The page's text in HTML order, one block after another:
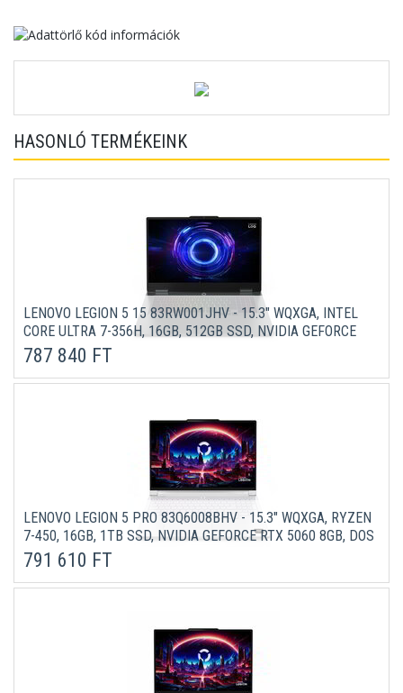
HASONLÓ TERMÉKEINK
LENOVO LEGION 5 15 83RW001JHV - 15.3" WQXGA, INTEL
CORE ULTRA 7-356H, 16GB, 512GB SSD, NVIDIA GEFORCE
RTX 5050 8GB, MICROSOFT WINDOWS 11 HOME - FEKETE
LAPTOP 3 ÉV GARANCIÁVAL
787 840 FT
LENOVO LEGION 5 PRO 83Q6008BHV - 15.3" WQXGA, RYZEN
7-450, 16GB, 1TB SSD, NVIDIA GEFORCE RTX 5060 8GB, DOS
- RÁJAFEHÉR GAMER LAPTOP 3 ÉV GARANCIÁVAL
791 610 FT